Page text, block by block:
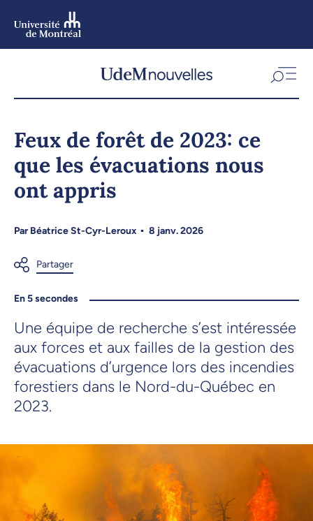
Feux de forêt de 2023: ce
que les évacuations nous
ont appris
ParBéatrice St-Cyr-Leroux 8 janv. 2026
En 5 secondes
Une équipe de recherche s’est intéressée
aux forces et aux failles de la gestion des
évacuations d’urgence lors des incendies
forestiers dans le Nord-du-Québec en
2023.